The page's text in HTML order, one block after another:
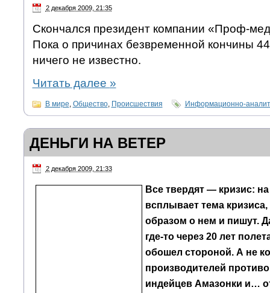
2 декабря 2009, 21:35
Скончался президент компании «Проф-
Пока о причинах безвременной кончины
ничего не известно.
Читать далее »
В мире, Общество, Происшествия Информационно-
ДЕНЬГИ НА ВЕТЕР
2 декабря 2009, 21:33
Все твердят — кризис:
всплывает тема
образом о нем и пишут.
где-то через 20 лет
обошел стороной. А не
производителей
индейцев Амазонки и…